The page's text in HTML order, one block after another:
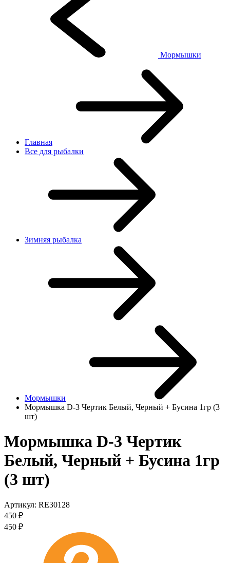
Мормышки
Главная
Все для рыбалки
Зимняя рыбалка
Мормышки
Мормышка D-3 Чертик Белый, Черный + Бусина 1гр (3
шт)
Мормышка D-3 Чертик
Белый, Черный + Бусина 1гр
(3 шт)
Артикул: RE30128
450 ₽
450 ₽